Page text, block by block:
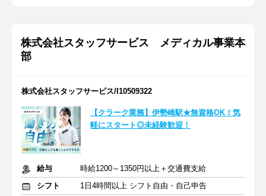
株式会社スタッフサービス メディカル事業本
部
株式会社スタッフサービス/I10509322
【クラーク業務】伊勢崎駅★無資格OK！気
軽にスタート◎未経験歓迎！
給与
時給1200～1350円以上＋交通費支給
シフト
1日4時間以上 シフト自由・自己申告